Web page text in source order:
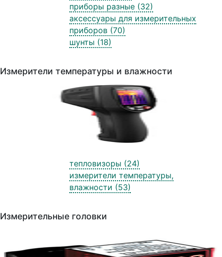
приборы разные (32)
аксессуары для измерительных
приборов (70)
шунты (18)
Измерители температуры и влажности
тепловизоры (24)
измерители температуры,
влажности (53)
Измерительные головки